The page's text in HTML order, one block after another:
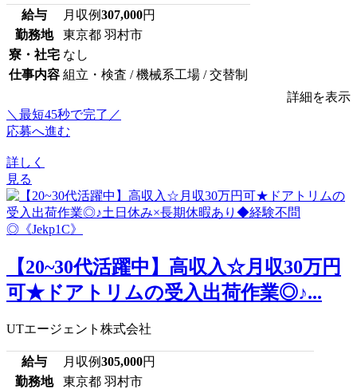
給与 月収例307,000円
勤務地
東京都 羽村市
寮・社宅 なし
仕事内容 組立・検査 / 機械系工場 / 交替制
詳細を表示
＼最短45秒で完了／
応募へ進む
詳しく
見る
【20~30代活躍中】高収入☆月収30万円
可★ドアトリムの受入出荷作業◎♪...
UTエージェント株式会社
給与 月収例305,000円
勤務地
東京都 羽村市